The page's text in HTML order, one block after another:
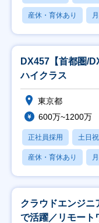
産休・育休あり
DX457【首都圏/
ハイクラス
東京都
600万~1200万
正社員採用 土日
産休・育休あり
クラウドエンジニ
で活躍／リモート